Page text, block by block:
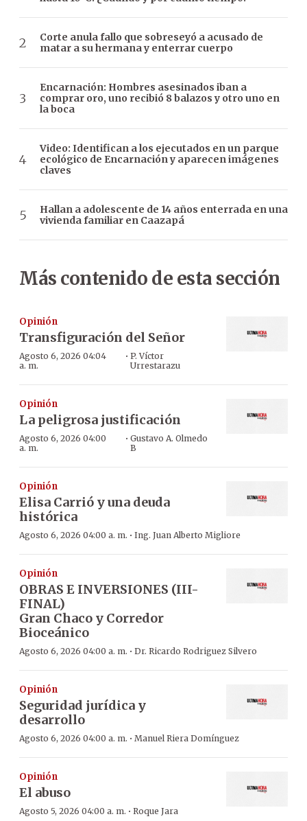
Corte anula fallo que sobreseyó a acusado de
matar a su hermana y enterrar cuerpo
Encarnación: Hombres asesinados iban a
comprar oro, uno recibió 8 balazos y otro uno en
la boca
Video: Identifican a los ejecutados en un parque
ecológico de Encarnación y aparecen imágenes
claves
Hallan a adolescente de 14 años enterrada en una
vivienda familiar en Caazapá
Más contenido de esta sección
Opinión
Transfiguración del Señor
Agosto 6, 2026 04:04
a. m.
· P. Víctor
Urrestarazu
Opinión
La peligrosa justificación
Agosto 6, 2026 04:00
a. m.
· Gustavo A. Olmedo
B
Opinión
Elisa Carrió y una deuda
histórica
Agosto 6, 2026 04:00 a. m. · Ing. Juan Alberto Migliore
Opinión
OBRAS E INVERSIONES (III-
FINAL)
Gran Chaco y Corredor
Bioceánico
Agosto 6, 2026 04:00 a. m. · Dr. Ricardo Rodriguez Silvero
Opinión
Seguridad jurídica y
desarrollo
Agosto 6, 2026 04:00 a. m. · Manuel Riera Domínguez
Opinión
El abuso
Agosto 5, 2026 04:00 a. m. · Roque Jara